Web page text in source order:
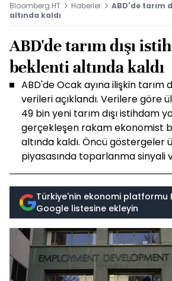
Bloomberg HT Haberler
ABD'de tarım
altında kaldı
ABD'de tarım dışı
beklenti altında kaldı
ABD'de Ocak ayına ilişkin tarım
verileri açıklandı. Verilere göre
49 bin yeni tarım dışı istihdam
gerçekleşen rakam ekonomist
altında kaldı. Öncü göstergeler
piyasasında toparlanma sinyali
Türkiye'nin ekonomi platformu
Google listesine ekleyin